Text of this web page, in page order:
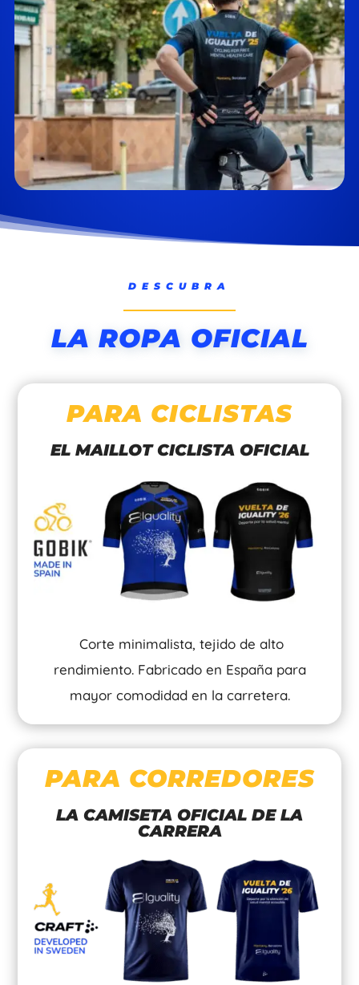
DESCUBRA
LA ROPA OFICIAL
PARA CICLISTAS
EL MAILLOT CICLISTA OFICIAL
Corte minimalista, tejido de alto
rendimiento. Fabricado en España para
mayor comodidad en la carretera.
PARA CORREDORES
LA CAMISETA OFICIAL DE LA
CARRERA